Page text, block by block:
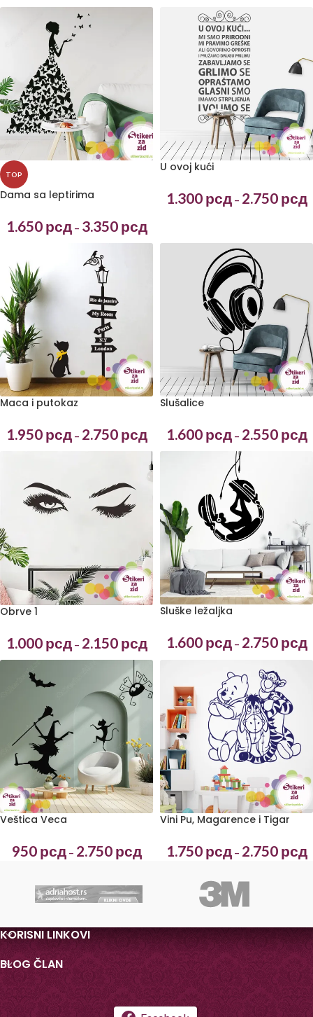
TOP
Dama sa leptirima
1.650 рсд – 3.350 рсд
U ovoj kući
1.300 рсд – 2.750 рсд
Maca i putokaz
1.950 рсд – 2.750 рсд
Slušalice
1.600 рсд – 2.550 рсд
Obrve 1
1.000 рсд – 2.150 рсд
Sluške ležaljka
1.600 рсд – 2.750 рсд
Veštica Veca
950 рсд – 2.750 рсд
Vini Pu, Magarence i Tigar
1.750 рсд – 2.750 рсд
KORISNI LINKOVI
BLOG ČLAN